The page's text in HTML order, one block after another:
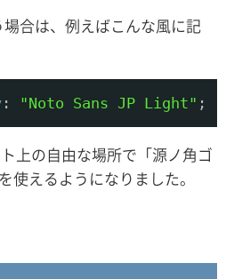
合は、例えばこんな風に記
: "Noto Sans JP Light" ;
上の自由な場所で「源ノ角ゴ
使えるようになりました。